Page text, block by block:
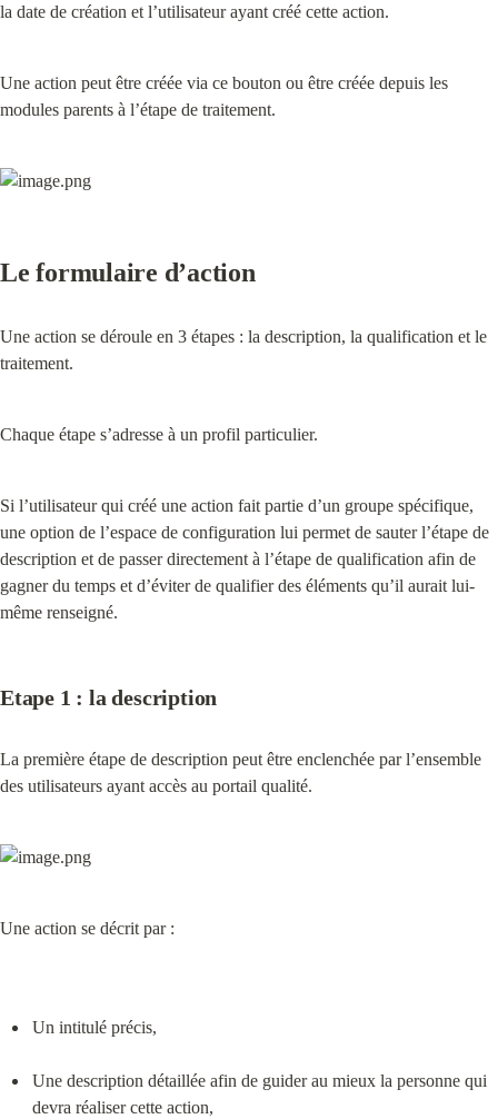
la date de création et l’utilisateur ayant créé cette action.
Une action peut être créée via ce bouton ou être créée depuis les
modules parents à l’étape de traitement.
Le formulaire d’action
Une action se déroule en 3 étapes : la description, la qualification et le
traitement.
Chaque étape s’adresse à un profil particulier.
Si l’utilisateur qui créé une action fait partie d’un groupe spécifique,
une option de l’espace de configuration lui permet de sauter l’étape de
description et de passer directement à l’étape de qualification afin de
gagner du temps et d’éviter de qualifier des éléments qu’il aurait lui-
même renseigné.
Etape 1 : la description
La première étape de description peut être enclenchée par l’ensemble
des utilisateurs ayant accès au portail qualité.
Une action se décrit par :
Un intitulé précis,
Une description détaillée afin de guider au mieux la personne qui
devra réaliser cette action,